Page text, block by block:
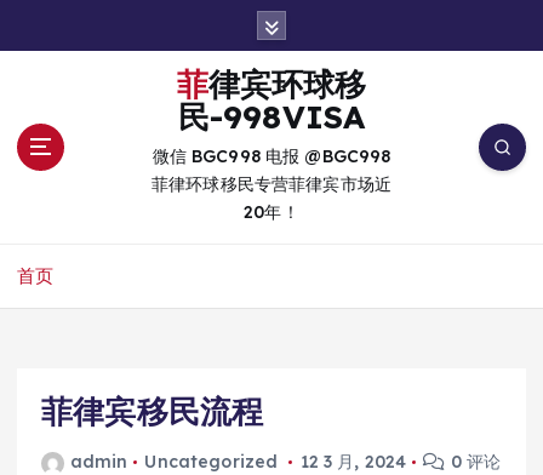
菲律宾环球移
民-998VISA
微信 BGC998 电报 @BGC998
菲律环球移民专营菲律宾市场近
20年！
首页
菲律宾移民流程
admin Uncategorized 12 3 月, 2024 0 评论